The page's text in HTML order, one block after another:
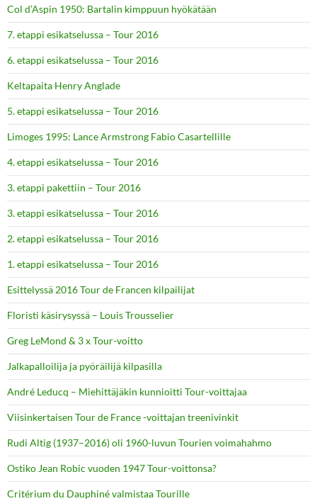
Col d’Aspin 1950: Bartalin kimppuun hyökätään
7. etappi esikatselussa – Tour 2016
6. etappi esikatselussa – Tour 2016
Keltapaita Henry Anglade
5. etappi esikatselussa – Tour 2016
Limoges 1995: Lance Armstrong Fabio Casartellille
4. etappi esikatselussa – Tour 2016
3. etappi pakettiin – Tour 2016
3. etappi esikatselussa – Tour 2016
2. etappi esikatselussa – Tour 2016
1. etappi esikatselussa – Tour 2016
Esittelyssä 2016 Tour de Francen kilpailijat
Floristi käsirysyssä – Louis Trousselier
Greg LeMond & 3 x Tour-voitto
Jalkapalloilija ja pyöräilijä kilpasilla
André Leducq – Miehittäjäkin kunnioitti Tour-voittajaa
Viisinkertaisen Tour de France -voittajan treenivinkit
Rudi Altig (1937–2016) oli 1960-luvun Tourien voimahahmo
Ostiko Jean Robic vuoden 1947 Tour-voittonsa?
Critérium du Dauphiné valmistaa Tourille